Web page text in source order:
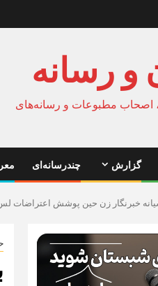
و رسانه
اصحاب مطبوعات و رسانه‌های
گزارش چندرسانه‌ای
خبرنگار زن حین پوشش اعتراضات